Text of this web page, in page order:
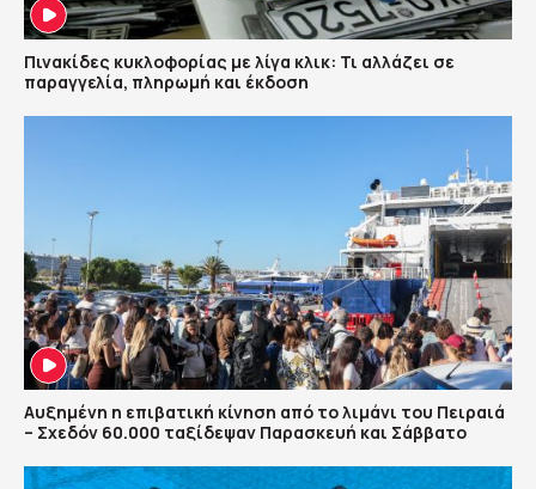
Πινακίδες κυκλοφορίας με λίγα κλικ: Τι αλλάζει σε
παραγγελία, πληρωμή και έκδοση
Αυξημένη η επιβατική κίνηση από το λιμάνι του Πειραιά
– Σχεδόν 60.000 ταξίδεψαν Παρασκευή και Σάββατο